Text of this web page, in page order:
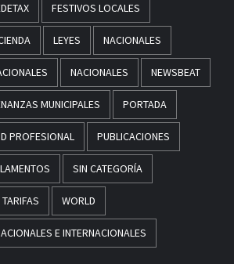
FESTIVOS LOCALES
LEYES NACIONALES
NACIONALES NEWSBEAT
MUNICIPALES PORTADA
PROFESIONAL PUBLICACIONES
SIN CATEGORÍA
TARIFAS WORLD
E INTERNACIONALES